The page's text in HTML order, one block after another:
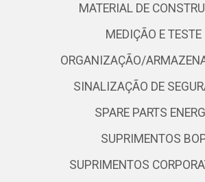
MATERIAL DE
MEDIÇÃO E TESTE
ORGANIZAÇÃO/
SINALIZAÇÃO DE
SPARE PARTS
SUPRIMENTOS
SUPRIMENTOS